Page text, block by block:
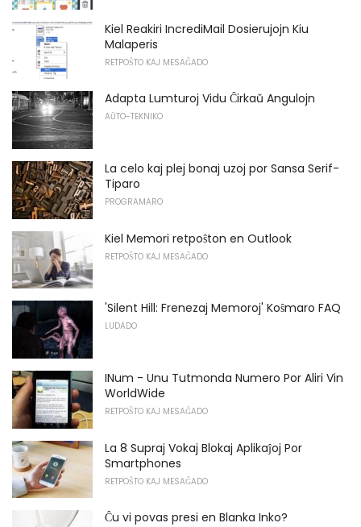
Kiel Reakiri IncrediMail Dosierujojn Kiu
Malaperis
RETPOŜTO KAJ MESAĜADO
Adapta Lumturoj Vidu Ĉirkaŭ Angulojn
AŬTO-TEKNIKO
La celo kaj plej bonaj uzoj por Sansa Serif-
Tiparo
PROGRAMARO
Kiel Memori retpoŝton en Outlook
RETPOŜTO KAJ MESAĜADO
'Silent Hill: Frenezaj Memoroj' Koŝmaro FAQ
LUDADO
INum - Unu Tutmonda Numero Por Aliri Vin
WorldWide
RETPOŜTO KAJ MESAĜADO
La 8 Supraj Vokaj Blokaj Aplikaĵoj Por
Smartphones
RETPOŜTO KAJ MESAĜADO
Ĉu vi povas presi en Blanka Inko?